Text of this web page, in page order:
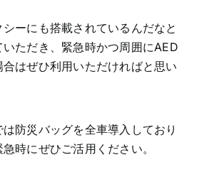
ーにも搭載されているんだなと
ただき、緊急時かつ周囲にAED
はぜひ利用いただければと思い
防災バッグを全車導入しており
時にぜひご活用ください。